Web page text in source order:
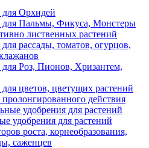
для Орхидей
для Пальмы, Фикуса, Монстеры
лиственных растений
рассады, томатов, огурцов,
для Роз, Пионов, Хризантем,
цветов, цветущих растений
действия
удобрения для растений
удобрения для растений
роста, корнеобразования,
саженцев